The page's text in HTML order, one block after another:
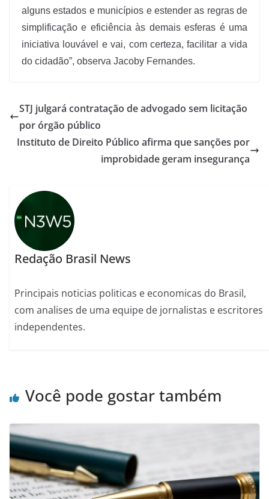
alguns estados e municípios e estender as regras de
simplificação e eficiência às demais esferas é uma
iniciativa louvável e vai, com certeza, facilitar a vida
do cidadão”, observa Jacoby Fernandes.
STJ julgará contratação de advogado sem licitação
por órgão público
Instituto de Direito Público afirma que sanções por
improbidade geram insegurança
Redação Brasil News
Principais noticias politicas e economicas do Brasil,
com analises de uma equipe de jornalistas e escritores
independentes.
Você pode gostar também